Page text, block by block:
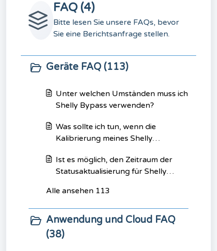
FAQ (4)
Bitte lesen Sie unsere FAQs, bevor
Sie eine Berichtsanfrage stellen.
Geräte FAQ (113)
Unter welchen Umständen muss ich
Shelly Bypass verwenden?
Was sollte ich tun, wenn die
Kalibrierung meines Shelly
funktioniert?
Ist es möglich, den Zeitraum der
Statusaktualisierung für Shelly
Alle ansehen 113
Anwendung und Cloud FAQ
(38)